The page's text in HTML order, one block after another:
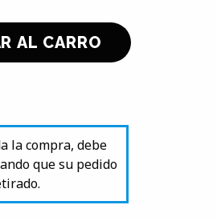
la compra, debe
que su pedido